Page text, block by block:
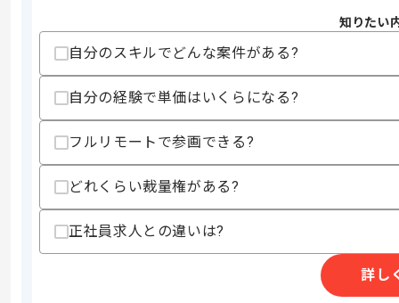
・メインコンサルとして導入プロジェ
・上流の要件定義からユーザーへのレ
・メインコンサルとして導入プロジェ
・ユーザーへのレクチャおよび課題対応
③経理系のコンサル
・ユーザー側のプロジェクト推進経験
・経理作業の経験
・簿記資格保有
・SAPの操作経験
・Redmineの利用経験
知りたい
自分のスキルでどんな案件がある?
自分の経験で単価はいくらになる?
フルリモートで参画できる?
どれくらい裁量権がある?
正社員求人との違いは?
詳し